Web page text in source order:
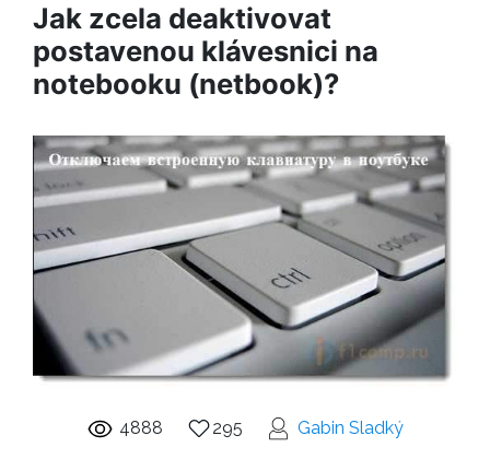
Jak zcela deaktivovat
postavenou klávesnici na
notebooku (netbook)?
4888 295 Gabin Sladký